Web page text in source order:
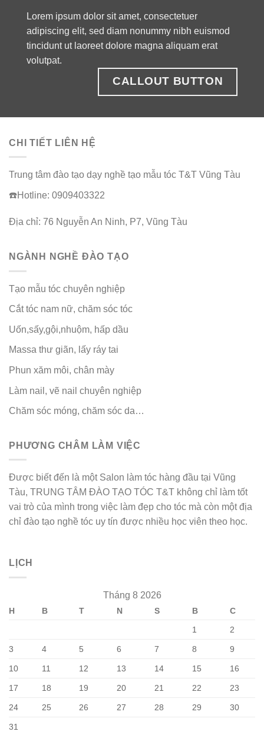
Lorem ipsum dolor sit amet, consectetuer
adipiscing elit, sed diam nonummy nibh euismod
tincidunt ut laoreet dolore magna aliquam erat
volutpat.
CALLOUT BUTTON
CHI TIẾT LIÊN HỆ
Trung tâm đào tạo dạy nghề tạo mẫu tóc T&T Vũng Tàu
☎️Hotline: 0909403322
Địa chỉ: 76 Nguyễn An Ninh, P7, Vũng Tàu
NGÀNH NGHỀ ĐÀO TẠO
Tạo mẫu tóc chuyên nghiệp
Cắt tóc nam nữ, chăm sóc tóc
Uốn,sấy,gội,nhuộm, hấp dầu
Massa thư giãn, lấy ráy tai
Phun xăm môi, chân mày
Làm nail, vẽ nail chuyên nghiệp
Chăm sóc móng, chăm sóc da…
PHƯƠNG CHÂM LÀM VIỆC
Được biết đến là một Salon làm tóc hàng đầu tại Vũng
Tàu, TRUNG TÂM ĐÀO TẠO TÓC T&T không chỉ làm tốt
vai trò của mình trong việc làm đẹp cho tóc mà còn một địa
chỉ đào tạo nghề tóc uy tín được nhiều học viên theo học.
LỊCH
Tháng 8 2026
H B T N S B
C
1
2
3 4 5 6 7 8 9
10 11 12 13 14 15 16
17 18 19 20 21 22 23
24 25 26 27 28 29 30
31